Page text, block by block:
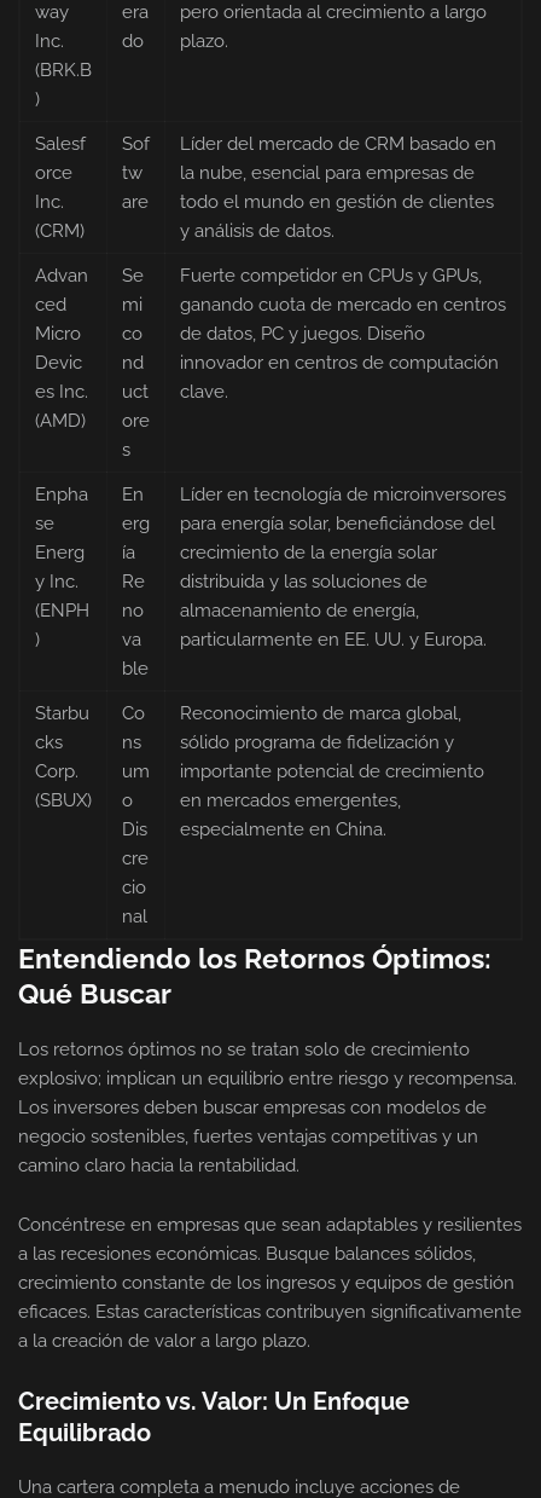
way
Inc.
(BRK.B
)
era
do
pero orientada al crecimiento a largo
plazo.
Salesf
orce
Inc.
(CRM)
Sof
tw
are
Líder del mercado de CRM basado en
la nube, esencial para empresas de
todo el mundo en gestión de clientes
y análisis de datos.
Advan
ced
Micro
Devic
es Inc.
(AMD)
Se
mi
co
nd
uct
ore
s
Fuerte competidor en CPUs y GPUs,
ganando cuota de mercado en centros
de datos, PC y juegos. Diseño
innovador en centros de computación
clave.
Enpha
se
Energ
y Inc.
(ENPH
)
En
erg
ía
Re
no
va
ble
Líder en tecnología de microinversores
para energía solar, beneficiándose del
crecimiento de la energía solar
distribuida y las soluciones de
almacenamiento de energía,
particularmente en EE. UU. y Europa.
Starbu
cks
Corp.
(SBUX)
Co
ns
um
o
Dis
cre
cio
nal
Reconocimiento de marca global,
sólido programa de fidelización y
importante potencial de crecimiento
en mercados emergentes,
especialmente en China.
Entendiendo los Retornos Óptimos:
Qué Buscar
Los retornos óptimos no se tratan solo de crecimiento
explosivo; implican un equilibrio entre riesgo y recompensa.
Los inversores deben buscar empresas con modelos de
negocio sostenibles, fuertes ventajas competitivas y un
camino claro hacia la rentabilidad.
Concéntrese en empresas que sean adaptables y resilientes
a las recesiones económicas. Busque balances sólidos,
crecimiento constante de los ingresos y equipos de gestión
eficaces. Estas características contribuyen significativamente
a la creación de valor a largo plazo.
Crecimiento vs. Valor: Un Enfoque
Equilibrado
Una cartera completa a menudo incluye acciones de